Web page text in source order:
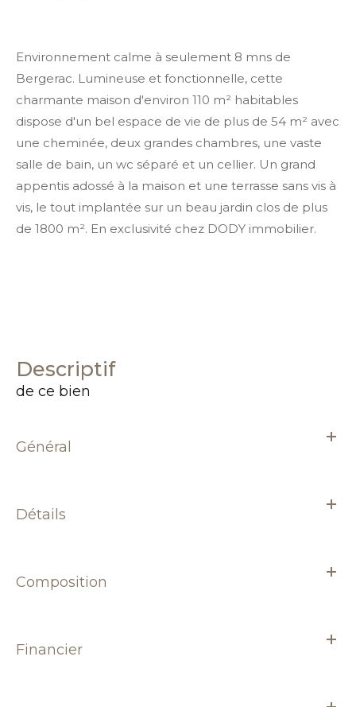
Environnement calme à seulement 8 mns de
Bergerac. Lumineuse et fonctionnelle, cette
charmante maison d'environ 110 m² habitables
dispose d'un bel espace de vie de plus de 54 m² avec
une cheminée, deux grandes chambres, une vaste
salle de bain, un wc séparé et un cellier. Un grand
appentis adossé à la maison et une terrasse sans vis à
vis, le tout implantée sur un beau jardin clos de plus
de 1800 m². En exclusivité chez DODY immobilier.
descriptif
de ce bien
Général
Détails
Composition
Financier